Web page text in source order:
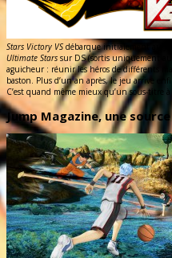
Stars Victory VS débarque initialement au
Ultimate Stars sur DS (sortis uniquement au
aguicheur : réunir les héros de différents
baston. Plus d’un an après, le jeu arrive
C’est quand même mieux qu’un sous-titre
Jump Magazine, une